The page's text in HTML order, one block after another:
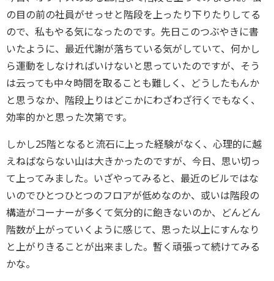
の目の前の社員がせっせと階段を上ったり下りたりしてる
ので、私もやる気になったのです。先日このつぶやきに書
いたように、最近代謝が落ちている気がしていて、何かし
ら運動をしなければいけないと思っていたのですが、そう
は云っても中々時間を取ることも難しく、どうしたもんか
と思うなか、階段上りはどこかにわざわざ行くでもなく、
効率的かと思った次第です。
しかし25階となると流石に上った経験がなく、心理的に越
えねばならない山は大きかったのですが、今日、思い切っ
て上ってみました。いざやってみると、最近のビルではな
いのでひとつひとつのフロアが低めなのか、或いは階段の
構造がコーナーが多くて気分的に飽きないのか、どんどん
階数が上がっていくように感じて、思った以上にすんなり
と上がりきることが出来ました。暫く頑張って続けてみる
かな。